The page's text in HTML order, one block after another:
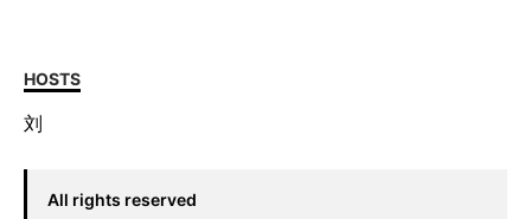
HOSTS
刘
All rights reserved